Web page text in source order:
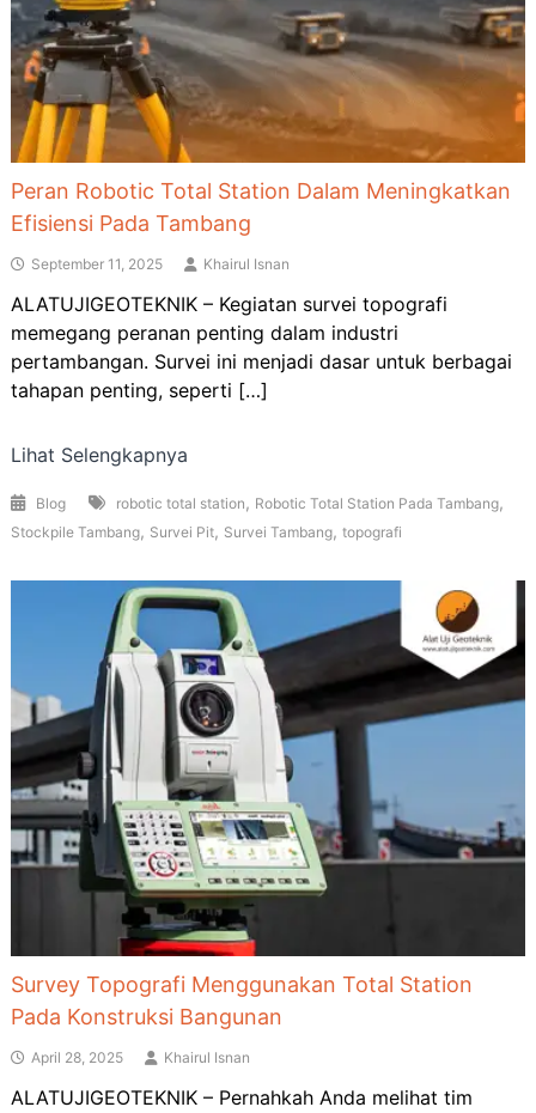
Peran Robotic Total Station Dalam Meningkatkan
Efisiensi Pada Tambang
September 11, 2025 Khairul Isnan
ALATUJIGEOTEKNIK – Kegiatan survei topografi
memegang peranan penting dalam industri
pertambangan. Survei ini menjadi dasar untuk berbagai
tahapan penting, seperti […]
Lihat Selengkapnya
Blog robotic total station , Robotic Total Station Pada Tambang,
Stockpile Tambang, Survei Pit, Survei Tambang, topografi
Survey Topografi Menggunakan Total Station
Pada Konstruksi Bangunan
April 28, 2025 Khairul Isnan
ALATUJIGEOTEKNIK – Pernahkah Anda melihat tim